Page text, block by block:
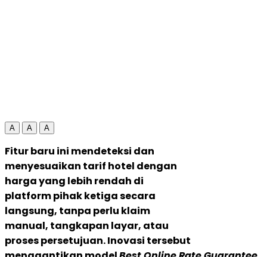
A A A
Fitur baru ini mendeteksi dan
menyesuaikan tarif hotel dengan
harga yang lebih rendah di
platform pihak ketiga secara
langsung, tanpa perlu klaim
manual, tangkapan layar, atau
proses persetujuan. Inovasi tersebut